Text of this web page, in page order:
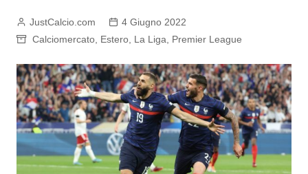
JustCalcio.com
4 Giugno 2022
Calciomercato, Estero, La Liga Premier League